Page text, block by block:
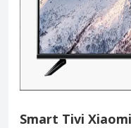
Smart Tivi